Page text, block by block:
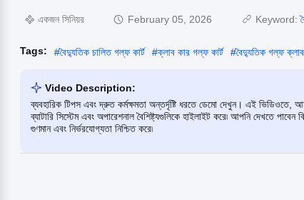
একজন সিনিয়র February 05, 2026 Keyword:
Tags: #বৈদ্যুতিক চালিত গল্ফ কার্ট #ক্লাব কার গল্ফ কার্ট #বৈদ্যুতিক গল্ফ ক্লাব
Video Description:
ব্যবহারিক টিপস এবং দ্রুত কর্মক্ষমতা অন্তর্দৃষ্টি ধরতে ডেমো দেখুন। এই
ব্যাটারি সিস্টেম এবং অপারেশনাল বৈশিষ্ট্যগুলিকে হাইলাইট করে৷ আপনি দেখতে
গুণমান এবং নির্ভরযোগ্যতা নিশ্চিত করে৷